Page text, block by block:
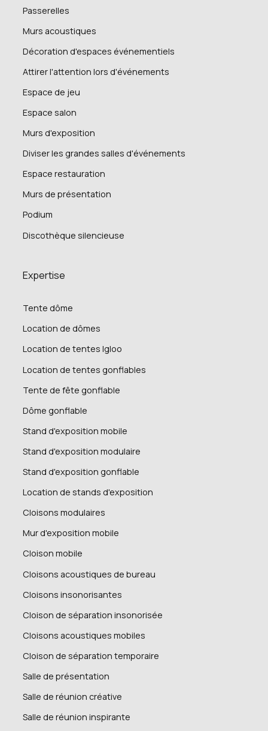
Expertise
Tente dôme
Location de dômes
Location de tentes Igloo
Location de tentes gonflables
Tente de fête gonflable
Dôme gonflable
Stand d'exposition mobile
Stand d'exposition modulaire
Stand d'exposition gonflable
Location de stands d'exposition
Cloisons modulaires
Mur d'exposition mobile
Cloison mobile
Cloisons acoustiques de bureau
Cloisons insonorisantes
Cloison de séparation insonorisée
Cloisons acoustiques mobiles
Cloison de séparation temporaire
Salle de présentation
Salle de réunion créative
Salle de réunion inspirante
Passerelles
Murs acoustiques
Décoration d'espaces événementiels
Attirer l'attention lors d'événements
Espace de jeu
Espace salon
Murs d'exposition
Diviser les grandes salles d'événements
Espace restauration
Murs de présentation
Podium
Discothèque silencieuse